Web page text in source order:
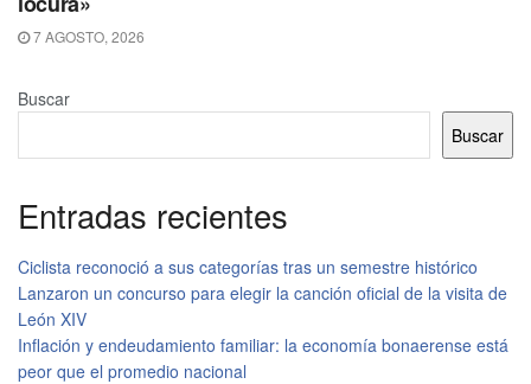
7 AGOSTO, 2026
Buscar
Buscar
Entradas recientes
Ciclista reconoció a sus categorías tras un semestre histórico
Lanzaron un concurso para elegir la canción oficial de la visita de
León XIV
Inflación y endeudamiento familiar: la economía bonaerense está
peor que el promedio nacional